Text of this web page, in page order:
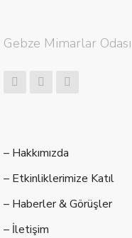
Gebze Mimarlar Odası
– Hakkımızda
– Etkinliklerimize Katıl
– Haberler & Görüşler
– İletişim